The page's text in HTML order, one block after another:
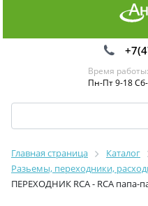
Время работы:
Пн-Пт 9-18
Главная страница
Каталог
Разьемы, переходники,
ПЕРЕХОДНИК RCA - RCA папа-